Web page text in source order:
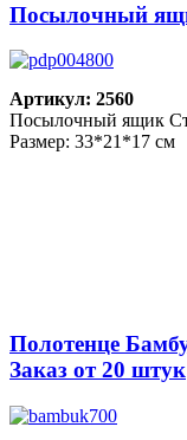
Посылочный
Артикул: 2560
Посылочный ящик
Размер: 33*21*17 см
Полотенце
Заказ от 20 штук